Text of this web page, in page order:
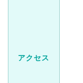
アクセス